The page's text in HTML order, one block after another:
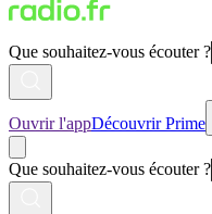
Que souhaitez-vous écouter ?
Ouvrir l'appDécouvrir Prime
Que souhaitez-vous écouter ?